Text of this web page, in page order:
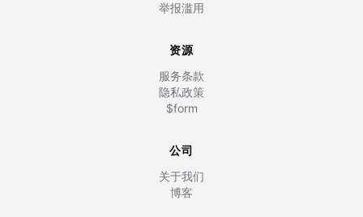
举报滥用
资源
服务条款
隐私政策
$form
公司
关于我们
博客